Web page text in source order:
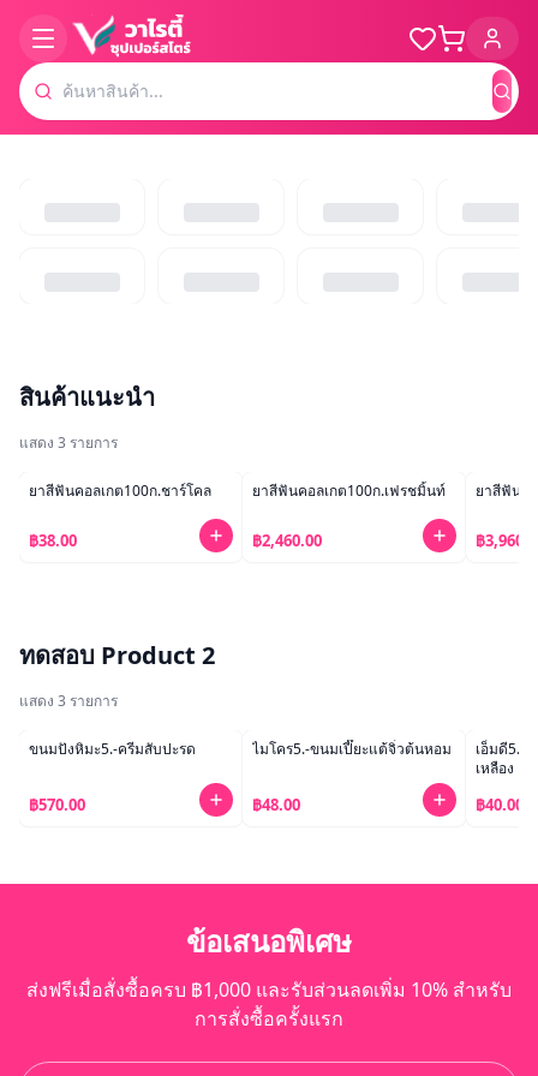
ค้น
สินค้าแนะนำ
แสดง 3 รายการ
ยาสีฟันคอลเกต100ก.ชาร์โคล
฿38.00
ยาสีฟันคอลเกต100ก.เฟรชมิ้นท์
฿2,460.00
ยาสีฟันด
฿
ทดสอบ Product 2
แสดง 3 รายการ
ขนมปังหิมะ5.-ครีมสับปะรด
฿570.00
ไมโคร5.-ขนมเปี๊ยะแต้จิ๋วต้นหอม
฿48.00
เอ็มดี5.-
เหลือง
฿40.00
ข้อเสนอพิเศษ
ส่งฟรีเมื่อสั่งซื้อครบ ฿1,000 และรับส่วนลดเพิ่ม 10% สำหรับ
การสั่งซื้อครั้งแรก